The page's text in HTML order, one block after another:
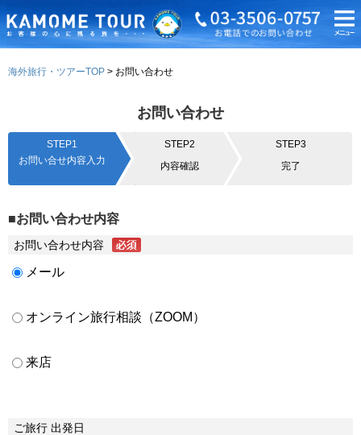
海外旅行・ツアーTOP お問い合わせ
お問い合わせ
STEP1
お問い合せ内容入力
STEP2
内容確認
STEP3
完了
■お問い合わせ内容
お問い合わせ内容
メール
オンライン旅行相談（ZOOM）
来店
ご旅行 出発日